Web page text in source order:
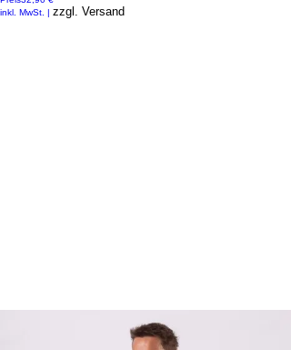
inkl. MwSt. | zzgl. Versand